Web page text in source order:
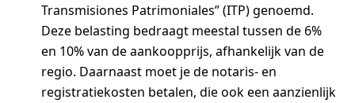
Transmisiones Patrimoniales” (ITP) genoemd.
Deze belasting bedraagt meestal tussen de 6%
en 10% van de aankoopprijs, afhankelijk van de
regio. Daarnaast moet je de notaris- en
registratiekosten betalen, die ook een aanzienlijk